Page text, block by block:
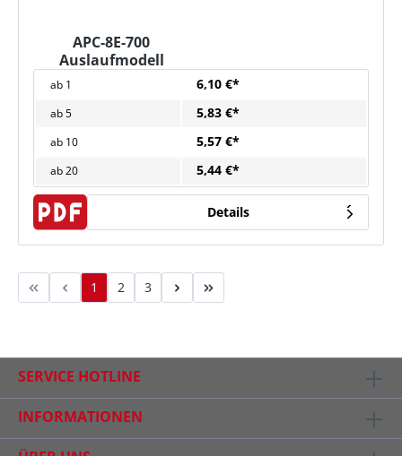
APC-8E-700
Auslaufmodell
ab 1 6,10 €*
ab5 5,83 €*
ab 10 5,57 €*
ab20 5,44 €*
Details
1 2 3
SERVICE HOTLINE
INFORMATIONEN